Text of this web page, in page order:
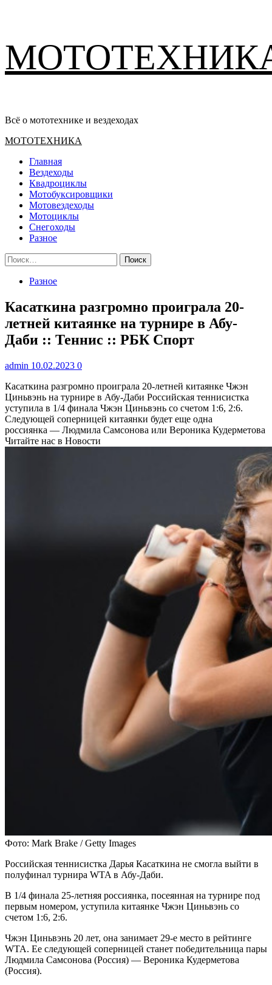
содержимому
Всё о мототехнике и вездеходах
Основное
МОТОТЕХНИКА
Главная
Вездеходы
Квадроциклы
Мотобуксировщики
Мотовездеходы
Мотоциклы
Снегоходы
Разное
Найти:
Разное
Касаткина разгромно проиграла 20-
летней китаянке на турнире в Абу-
Даби :: Теннис :: РБК Спорт
admin 10.02.2023 0
Касаткина разгромно проиграла 20-летней китаянке Чжэн
Циньвэнь на турнире в Абу-Даби Российская теннисистка
уступила в 1/4 финала Чжэн Циньвэнь со счетом 1:6, 2:6.
Следующей соперницей китаянки будет еще одна
россиянка — Людмила Самсонова или Вероника Кудерметова
Читайте нас в Новости
Фото: Mark Brake / Getty Images
Российская теннисистка Дарья Касаткина не смогла выйти в
полуфинал турнира WTA в Абу-Даби.
В 1/4 финала 25-летняя россиянка, посеянная на турнире под
первым номером, уступила китаянке Чжэн Циньвэнь со
счетом 1:6, 2:6.
Чжэн Циньвэнь 20 лет, она занимает 29-е место в рейтинге
WTA. Ее следующей соперницей станет победительница пары
Людмила Самсонова (Россия) — Вероника Кудерметова
(Россия).